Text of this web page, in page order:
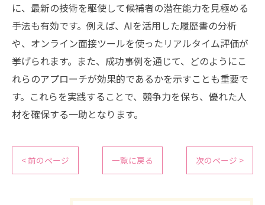
に、最新の技術を駆使して候補者の潜在能力を見極める
手法も有効です。例えば、AIを活用した履歴書の分析
や、オンライン面接ツールを使ったリアルタイム評価が
挙げられます。また、成功事例を通じて、どのようにこ
れらのアプローチが効果的であるかを示すことも重要で
す。これらを実践することで、競争力を保ち、優れた人
材を確保する一助となります。
< 前のページ 一覧に戻る 次のページ >